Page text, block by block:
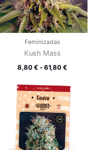
Feminizadas
Kush Mass
8,80€ - 61,80€
de
precios:
desde
8,80 €
hasta
61,80 €